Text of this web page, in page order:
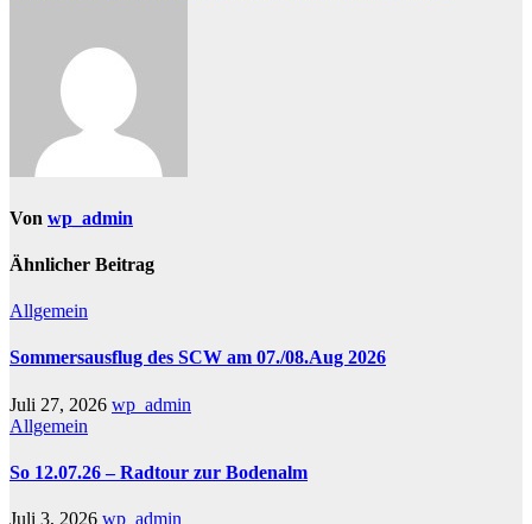
Von wp_admin
Ähnlicher Beitrag
Allgemein
Sommersausflug des SCW am 07./08.Aug 2026
Juli 27, 2026 wp_admin
Allgemein
So 12.07.26 – Radtour zur Bodenalm
Juli 3, 2026 wp_admin